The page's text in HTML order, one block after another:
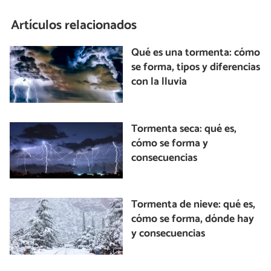
Artículos relacionados
Qué es una tormenta: cómo
se forma, tipos y diferencias
con la lluvia
Tormenta seca: qué es,
cómo se forma y
consecuencias
Tormenta de nieve: qué es,
cómo se forma, dónde hay
y consecuencias